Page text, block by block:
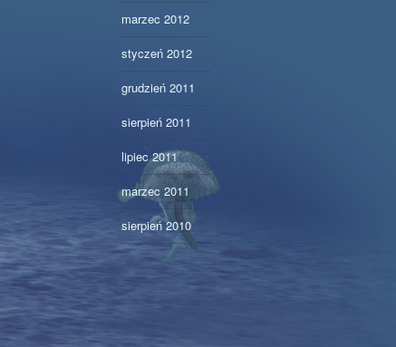
marzec 2012
styczeń 2012
grudzień 2011
sierpień 2011
lipiec 2011
marzec 2011
sierpień 2010